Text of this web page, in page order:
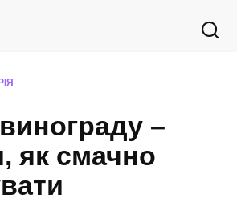
–
як смачно